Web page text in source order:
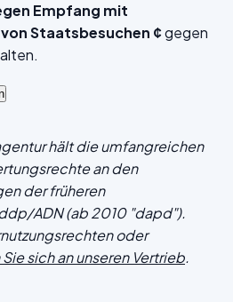
Empfang mit
Staatsbesuchen ¢gegen
hält die umfangreichen
an den
der früheren
ADN (ab 2010 "dapd").
oder
sich an unseren Vertrieb.